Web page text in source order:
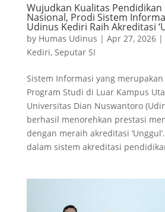
Wujudkan Kualitas
Nasional, Prodi Sistem
Udinus Kediri Raih Akreditasi
by Humas Udinus | Apr 27, 2026|
Kediri, Seputar SI
Sistem Informasi yang
Program Studi di Luar Kampus
Universitas Dian Nuswantoro
berhasil menorehkan prestasi
dengan meraih akreditasi
dalam sistem akreditasi